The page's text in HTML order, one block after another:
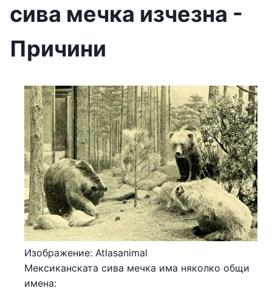
сива мечка изчезна -
Причини
Изображение: Atlasanimal
Мексиканската сива мечка има няколко общи
имена: